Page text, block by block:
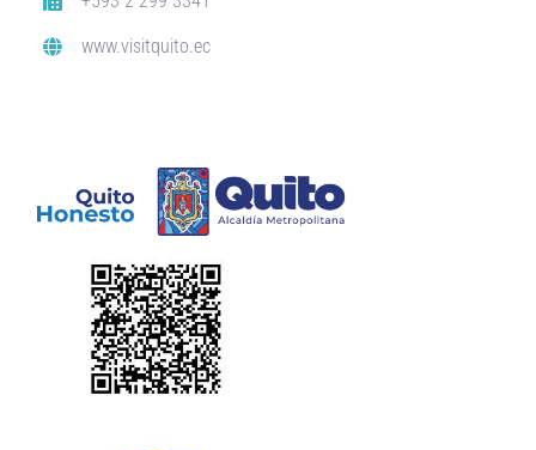
www.visitquito.ec